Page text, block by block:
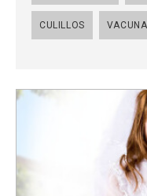
CULILLOS